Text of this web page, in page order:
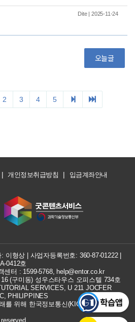
| 개인정보취급방침 | 입금계좌안내
이형상 | 사업자등록번호: 360-87-01222|
0412호
센터 : 1599-5768, help@entor.co.kr
(구미동) 성우스타우스 오피스텔 734호
SERVICES, U 211 JOCFER
PHILIPPINES
를 위해 한국정보통신(KICC) 구매안전 서